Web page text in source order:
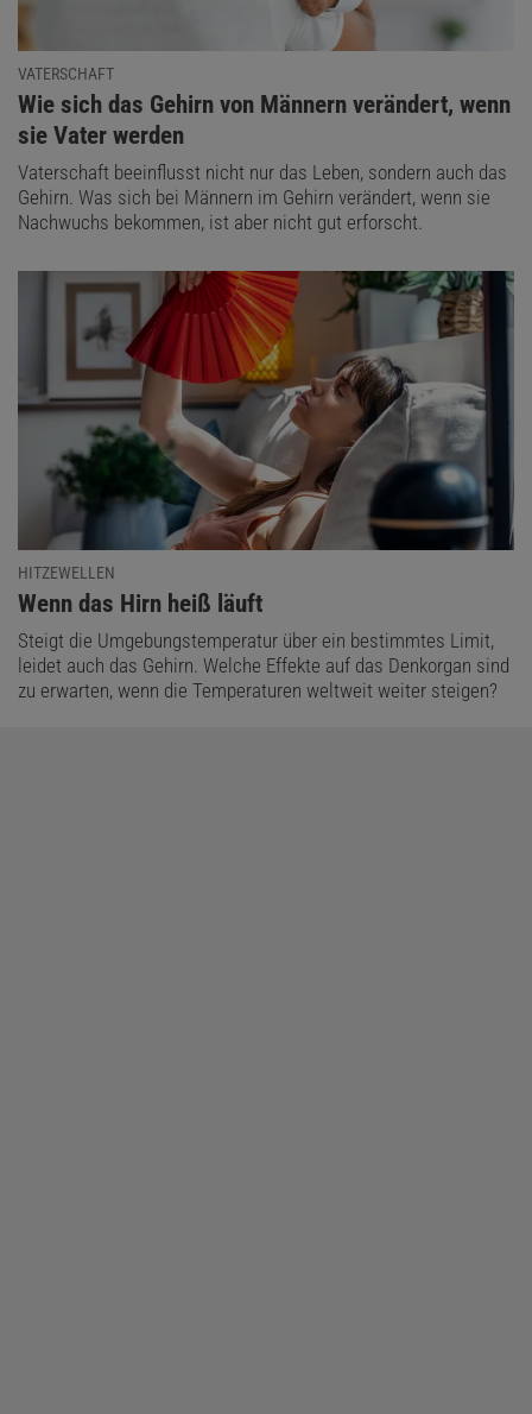
VATERSCHAFT
:
Wie sich das Gehirn von Männern verändert, wenn
sie Vater werden
Vaterschaft beeinflusst nicht nur das Leben, sondern auch das
Gehirn. Was sich bei Männern im Gehirn verändert, wenn sie
Nachwuchs bekommen, ist aber nicht gut erforscht.
HITZEWELLEN
:
Wenn das Hirn heiß läuft
Steigt die Umgebungstemperatur über ein bestimmtes Limit,
leidet auch das Gehirn. Welche Effekte auf das Denkorgan sind
zu erwarten, wenn die Temperaturen weltweit weiter steigen?